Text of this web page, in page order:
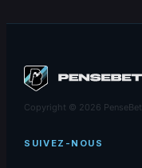
Copyright © 2026 PenseBet
SUIVEZ-NOUS